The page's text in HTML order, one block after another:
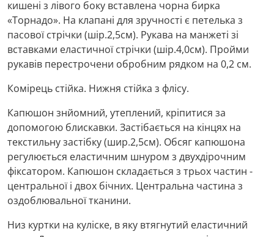
кишені з лівого боку вставлена ​​чорна бирка
«Торнадо». На клапані для зручності є петелька з
пасової стрічки (шір.2,5см). Рукава на манжеті зі
вставками еластичної стрічки (шір.4,0см). Пройми
рукавів перестрочени обробним рядком на 0,2 см.
Комірець стійка. Нижня стійка з флісу.
Капюшон знйомний, утеплений, кріпитися за
допомогою блискавки. Застібається на кінцях на
текстильну застібку (шир.2,5см). Обсяг капюшона
регулюється еластичним шнуром з двухдірочним
фіксатором. Капюшон складається з трьох частин -
центральної і двох бічних. Центральна частина з
оздоблювальної тканини.
Низ куртки на куліске, в яку втягнутий еластичний